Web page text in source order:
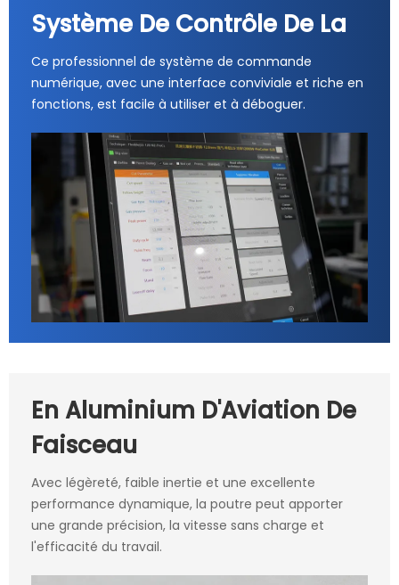
Système De Contrôle De La
Ce professionnel de système de commande
numérique, avec une interface conviviale et riche en
fonctions, est facile à utiliser et à déboguer.
En Aluminium D'Aviation De
Faisceau
Avec légèreté, faible inertie et une excellente
performance dynamique, la poutre peut apporter
une grande précision, la vitesse sans charge et
l'efficacité du travail.